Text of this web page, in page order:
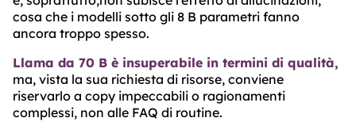
cosa che i modelli sotto gli 8 B parametri fanno
ancora troppo spesso.
Llama da 70 B è insuperabile in termini di qualità,
ma, vista la sua richiesta di risorse, conviene
riservarlo a copy impeccabili o ragionamenti
complessi, non alle FAQ di routine.